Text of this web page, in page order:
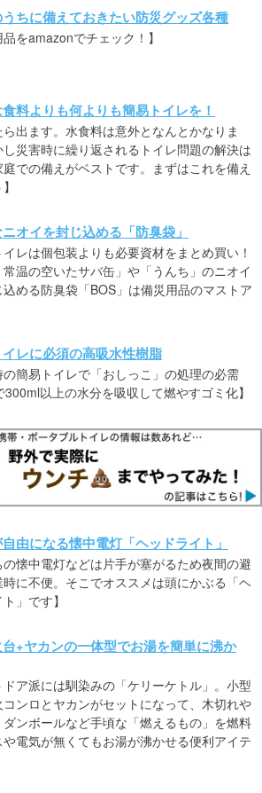
ちに備えておきたい防災グッズ各種
品をamazonでチェック！】
料よりも何よりも簡易トイレを！
ら出ます。水食料は意外となんとかなりま
災害時に繰り返されるトイレ問題の解決は
での備えがベストです。まずはこれを備え
オイを封じ込める「防臭袋」
イレは個包装よりも必要資材をまとめ買い！
常温の空いたサバ缶」や「うんち」のニオイ
める防臭袋「BOS」は備災用品のマストア
レに必須の高吸水性樹脂
の簡易トイレで「おしっこ」の処理の必需
300ml以上の水分を吸収して燃やすゴミ化】
由になる懐中電灯「ヘッドライト」
の懐中電灯などは片手が塞がるため夜間の避
に不便。そこでオススメは頭にかぶる「ヘ
」です】
+ヤカンの一体型でお湯を簡単に沸か
ドア派には馴染みの「ケリーケトル」。小型
ンロとヤカンがセットになって、木切れや
ンボールなど手頃な「燃えるもの」を燃料
や電気が無くてもお湯が沸かせる便利アイテ